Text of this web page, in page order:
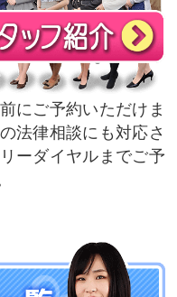
にご予約いただけま
法律相談にも対応さ
ーダイヤルまでご予